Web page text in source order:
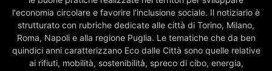
l'economia circolare e favorire l'inclusione sociale. Il notiziario è
strutturato con rubriche dedicate alle città di Torino, Milano,
Roma, Napoli e alla regione Puglia. Le tematiche che da ben
quindici anni caratterizzano Eco dalle Città sono quelle relative
ai rifiuti, mobilità, sostenibilità, spreco di cibo, energia,